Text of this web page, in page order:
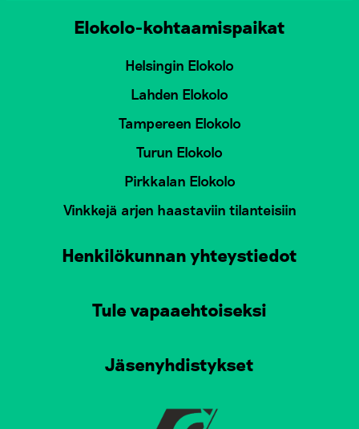
Elokolo-kohtaamispaikat
Helsingin Elokolo
Lahden Elokolo
Tampereen Elokolo
Turun Elokolo
Pirkkalan Elokolo
Vinkkejä arjen haastaviin tilanteisiin
Henkilökunnan yhteystiedot
Tule vapaaehtoiseksi
Jäsenyhdistykset